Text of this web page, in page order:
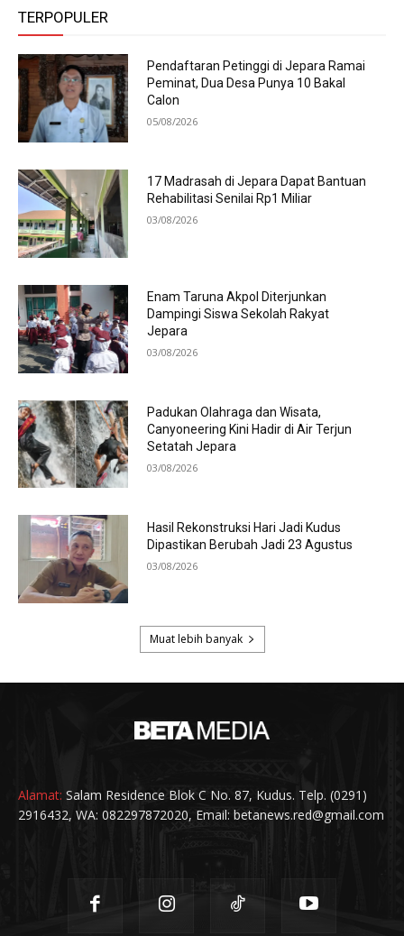
Alamat: Salam Residence Blok C No. 87, Kudus. Telp. (0291)
2916432, WA: 082297872020, Email: betanews.red@gmail.com